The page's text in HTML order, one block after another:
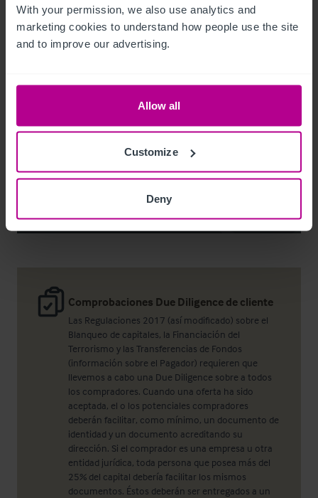
With your permission, we also use analytics and
marketing cookies to understand how people use the site
and to improve our advertising.
Allow all
Customize
Deny
Comprobaciones Due Diligence de cliente
Las Regulaciones 2017 (así modificado) sobre el
Blanqueo de capitales, la Financiación del
Terrorismo y las Transferencias de Fondos
(información sobre el Pagador) requieren que
llevemos a cabo una Due Diligence sobre a todos
los compradores. Cuando una oferta ha sido
aceptada, el o los potenciales compradores
deberán facilitar, como mínimo, un documento de
identidad y un documento acreditando su
dirección. Si el comprador es una empresa u otra
entidad jurídica, toda persona que posea más del
25% del capital debería facilitar los mismos
documentos. Éstos deberán ser entregados a un
Noel Moffitt
Senior Director - Corporate Pubs and Restaurants
+44 7713 061 594
noel.moffitt@christie.com
Contacto